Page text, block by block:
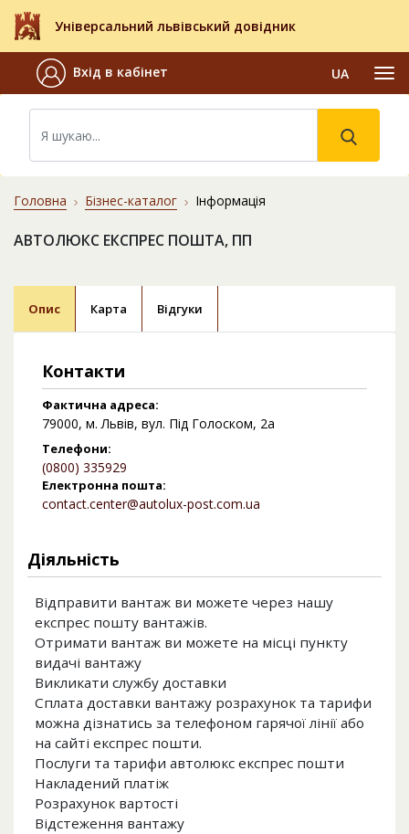
Універсальний львівський довідник
Вхід в кабінет UA
Головна Бізнес-каталог Інформація
АВТОЛЮКС ЕКСПРЕС ПОШТА, ПП
Опис Карта Відгуки
Контакти
Фактична адреса:
79000, м. Львів, вул. Під Голоском, 2а
Телефони:
(0800) 335929
Електронна пошта:
contact.center@autolux-post.com.ua
Діяльність
Відправити вантаж ви можете через нашу
експрес пошту вантажів.
Отримати вантаж ви можете на місці пункту
видачі вантажу
Викликати службу доставки
Сплата доставки вантажу розрахунок та тарифи
можна дізнатись за телефоном гарячої лінії або
на сайті експрес пошти.
Послуги та тарифи автолюкс експрес пошти
Накладений платіж
Розрахунок вартості
Відстеження вантажу